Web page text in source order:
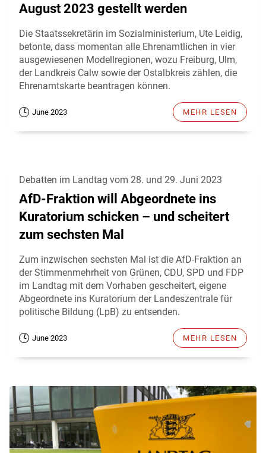
August 2023 gestellt werden
Die Staatssekretärin im Sozialministerium, Ute Leidig,
betonte, dass momentan alle Ehrenamtlichen in vier
ausgewiesenen Modellregionen, wozu Freiburg, Ulm,
der Landkreis Calw sowie der Ostalbkreis zählen, die
Ehrenamtskarte beantragen können.
June 2023 MEHR LESEN
Debatten im Landtag vom 28. und 29. Juni 2023
AfD-Fraktion will Abgeordnete ins
Kuratorium schicken – und scheitert
zum sechsten Mal
Zum inzwischen sechsten Mal ist die AfD-Fraktion an
der Stimmenmehrheit von Grünen, CDU, SPD und FDP
im Landtag mit dem Vorhaben gescheitert, eigene
Abgeordnete ins Kuratorium der Landeszentrale für
politische Bildung (LpB) zu entsenden.
June 2023 MEHR LESEN